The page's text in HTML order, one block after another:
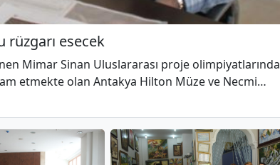
esecek
Mimar Sinan Uluslararası proje olimpiyatlarında
etmekte olan Antakya Hilton Müze ve Necmi